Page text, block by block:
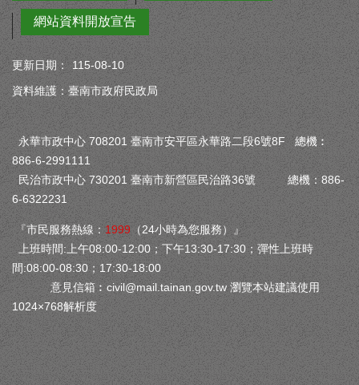
網站資料開放宣告
更新日期：
115-08-10
資料維護：臺南市政府民政局
永華市政中心 708201 臺南市安平區永華路二段6號8F 總機︰
886-6-2991111
民治市政中心 730201 臺南市新營區民治路36號 總機：886-
6-6322231
『市民服務熱線： 1999 （24小時為您服務）』
上班時間:上午08:00-12:00；下午13:30-17:30；彈性上班時
間:08:00-08:30；17:30-18:00
意見信箱︰ civil@mail.tainan.gov.tw 瀏覽本站建議使用
1024×768解析度